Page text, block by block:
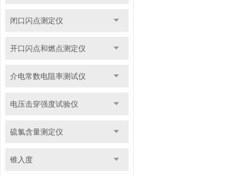
闭口闪点测定仪
开口闪点和燃点测定仪
介电常数电阻率测试仪
电压击穿强度试验仪
硫氯含量测定仪
锥入度